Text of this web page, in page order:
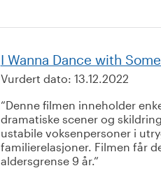
I Wanna Dance with
Vurdert dato: 13.12.2022
Denne filmen inneholder
dramatiske scener og
ustabile voksenpersoner i
familierelasjoner. Filmen får
aldersgrense 9 år.